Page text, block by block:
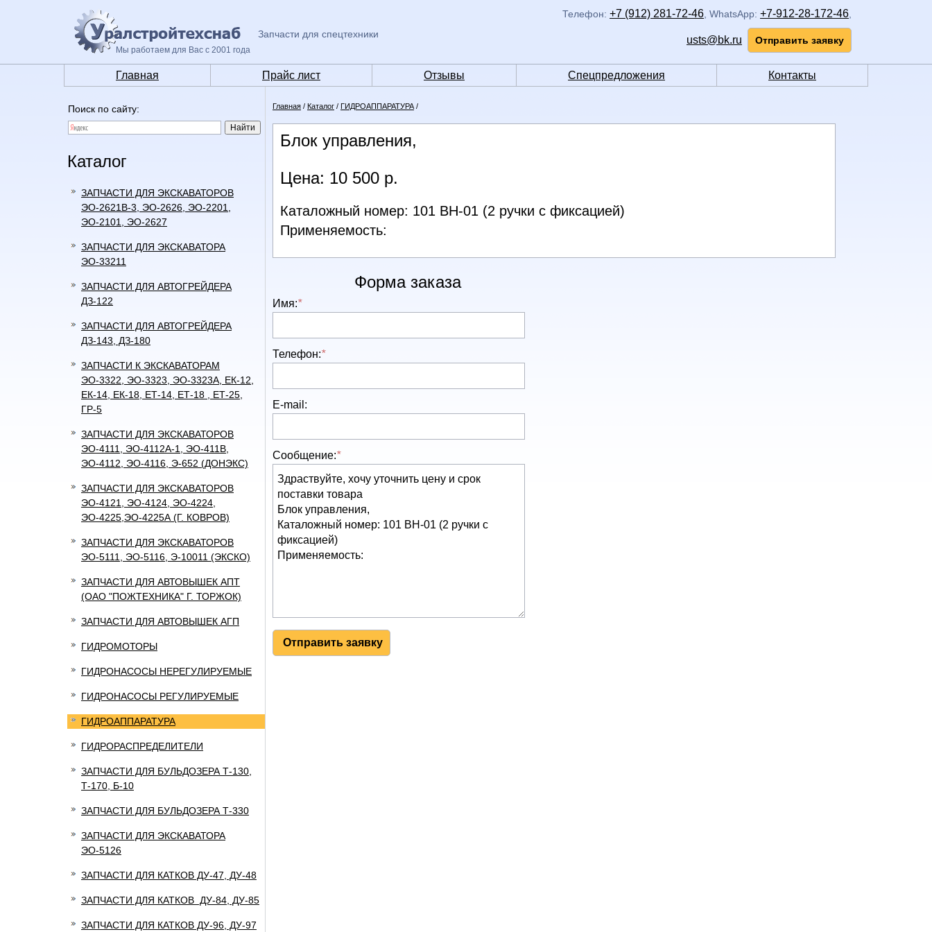
Мы работаем для Вас с 2001 года
Запчасти для спецтехники
Телефон: +7 (912) 281-72-46 WhatsApp: +7-912-28-172-46
usts@bk.ru Отправить заявку
Главная Прайс лист Отзывы Спецпредложения Контакты
Поиск по сайту:
Каталог
ЗАПЧАСТИ ДЛЯ ЭКСКАВАТОРОВ
ЭО-2621В-3, ЭО-2626, ЭО-2201,
ЭО-2101, ЭО-2627
ЗАПЧАСТИ ДЛЯ ЭКСКАВАТОРА
ЭО-33211
ЗАПЧАСТИ ДЛЯ АВТОГРЕЙДЕРА
ДЗ-122
ЗАПЧАСТИ ДЛЯ АВТОГРЕЙДЕРА
ДЗ-143, ДЗ-180
ЗАПЧАСТИ К ЭКСКАВАТОРАМ
ЭО-3322, ЭО-3323, ЭО-3323А, ЕК-12,
ЕК-14, ЕК-18, ЕТ-14, ЕТ-18 , ЕТ-25,
ГР-5
ЗАПЧАСТИ ДЛЯ ЭКСКАВАТОРОВ
ЭО-4111, ЭО-4112А-1, ЭО-411В,
ЭО-4112, ЭО-4116, Э-652 (ДОНЭКС)
ЗАПЧАСТИ ДЛЯ ЭКСКАВАТОРОВ
ЭО-4121, ЭО-4124, ЭО-4224,
ЭО-4225,ЭО-4225А (Г. КОВРОВ)
ЗАПЧАСТИ ДЛЯ ЭКСКАВАТОРОВ
ЭО-5111, ЭО-5116, Э-10011 (ЭКСКО)
ЗАПЧАСТИ ДЛЯ АВТОВЫШЕК АПТ
(ОАО "ПОЖТЕХНИКА" Г. ТОРЖОК)
ЗАПЧАСТИ ДЛЯ АВТОВЫШЕК АГП
ГИДРОМОТОРЫ
ГИДРОНАСОСЫ НЕРЕГУЛИРУЕМЫЕ
ГИДРОНАСОСЫ РЕГУЛИРУЕМЫЕ
ГИДРОАППАРАТУРА
ГИДРОРАСПРЕДЕЛИТЕЛИ
ЗАПЧАСТИ ДЛЯ БУЛЬДОЗЕРА Т-130,
Т-170, Б-10
ЗАПЧАСТИ ДЛЯ БУЛЬДОЗЕРА Т-330
ЗАПЧАСТИ ДЛЯ ЭКСКАВАТОРА
ЭО-5126
ЗАПЧАСТИ ДЛЯ КАТКОВ ДУ-47, ДУ-48
ЗАПЧАСТИ ДЛЯ КАТКОВ ДУ-84, ДУ-85
ЗАПЧАСТИ ДЛЯ КАТКОВ ДУ-96, ДУ-97
Главная / Каталог / ГИДРОАППАРАТУРА /
Блок управления,
Цена: 10 500 р.
Каталожный номер: 101 BH-01 (2 ручки с фиксацией)
Применяемость:
Форма заказа
Имя:*
Телефон:*
E-mail:
Сообщение:*